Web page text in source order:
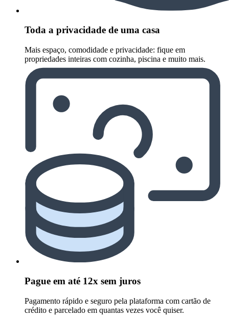
Toda a privacidade de uma casa
Mais espaço, comodidade e privacidade: fique em
propriedades inteiras com cozinha, piscina e muito mais.
Pague em até 12x sem juros
Pagamento rápido e seguro pela plataforma com cartão de
crédito e parcelado em quantas vezes você quiser.